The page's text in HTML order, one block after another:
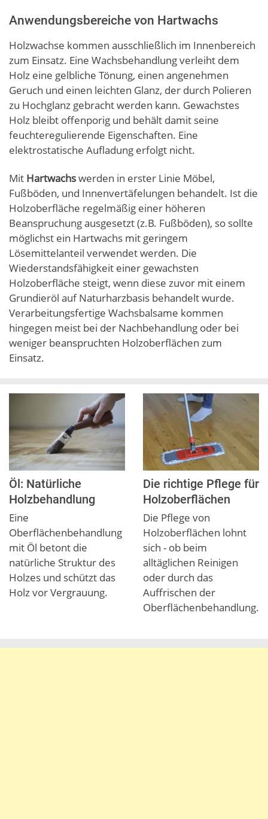
Anwendungsbereiche von Hartwachs
Holzwachse kommen ausschließlich im Innenbereich
zum Einsatz. Eine Wachsbehandlung verleiht dem
Holz eine gelbliche Tönung, einen angenehmen
Geruch und einen leichten Glanz, der durch Polieren
zu Hochglanz gebracht werden kann. Gewachstes
Holz bleibt offenporig und behält damit seine
feuchteregulierende Eigenschaften. Eine
elektrostatische Aufladung erfolgt nicht.
Mit Hartwachswerden in erster Linie Möbel,
Fußböden, und Innenvertäfelungen behandelt. Ist die
Holzoberfläche regelmäßig einer höheren
Beanspruchung ausgesetzt (z.B. Fußböden), so sollte
möglichst ein Hartwachs mit geringem
Lösemittelanteil verwendet werden. Die
Wiederstandsfähigkeit einer gewachsten
Holzoberfläche steigt, wenn diese zuvor mit einem
Grundieröl auf Naturharzbasis behandelt wurde.
Verarbeitungsfertige Wachsbalsame kommen
hingegen meist bei der Nachbehandlung oder bei
weniger beanspruchten Holzoberflächen zum
Einsatz.
Öl: Natürliche
Holzbehandlung
Eine
Oberflächenbehandlung
mit Öl betont die
natürliche Struktur des
Holzes und schützt das
Holz vor Vergrauung.
Die richtige Pflege für
Holzoberflächen
Die Pflege von
Holzoberflächen lohnt
sich - ob beim
alltäglichen Reinigen
oder durch das
Auffrischen der
Oberflächenbehandlung.